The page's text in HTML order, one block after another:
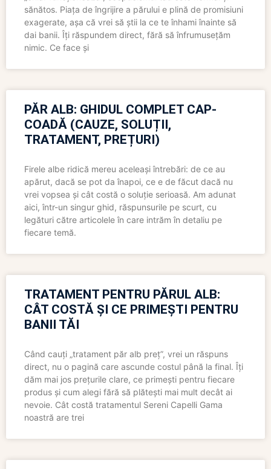
sănătos. Piața de îngrijire a părului e plină de promisiuni
exagerate, așa că vrei să știi la ce te înhami înainte să
dai banii. Îți răspundem direct, fără să înfrumusețăm
nimic. Ce face și
PĂR ALB: GHIDUL COMPLET CAP-
COADĂ (CAUZE, SOLUȚII,
TRATAMENT, PREȚURI)
Firele albe ridică mereu aceleași întrebări: de ce au
apărut, dacă se pot da înapoi, ce e de făcut dacă nu
vrei vopsea și cât costă o soluție serioasă. Am adunat
aici, într-un singur ghid, răspunsurile pe scurt, cu
legături către articolele în care intrăm în detaliu pe
fiecare temă.
TRATAMENT PENTRU PĂRUL ALB:
CÂT COSTĂ ȘI CE PRIMEȘTI PENTRU
BANII TĂI
Când cauți „tratament păr alb preț”, vrei un răspuns
direct, nu o pagină care ascunde costul până la final. Îți
dăm mai jos prețurile clare, ce primești pentru fiecare
produs și cum alegi fără să plătești mai mult decât ai
nevoie. Cât costă tratamentul Sereni Capelli Gama
noastră are trei